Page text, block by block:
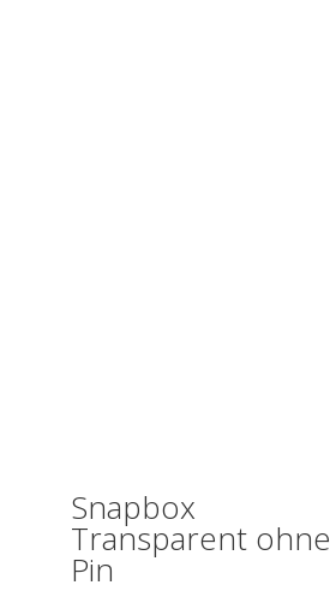
Snapbox
Transparent ohne
Pin